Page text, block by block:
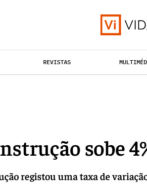
REVISTAS
sobe
registou uma taxa de